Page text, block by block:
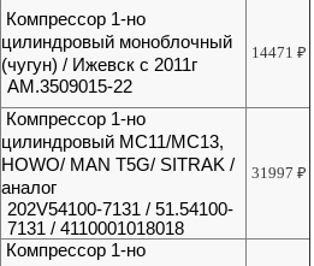
Компрессор 1-но
цилиндровый моноблочный
(чугун) / Ижевск c 2011г
АМ.3509015-22
14471₽
Компрессор 1-но
цилиндровый МС11/МС13,
HOWO/ MAN T5G/ SITRAK /
аналог
202V54100-7131 / 51.54100-
7131 / 4110001018018
31997₽
Компрессор 1-но